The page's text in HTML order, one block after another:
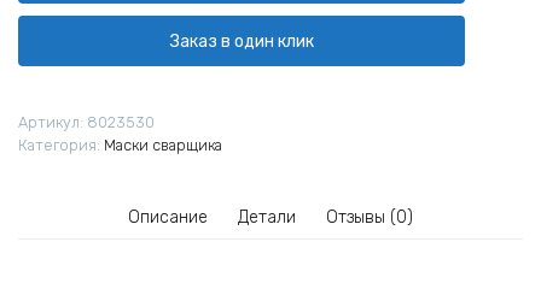
КЕДР
(В
РАЗОБР.ВИДЕ)
color
Заказ в один клик
Артикул: 8023530
Категория: Маски сварщика
Описание Детали Отзывы (0)